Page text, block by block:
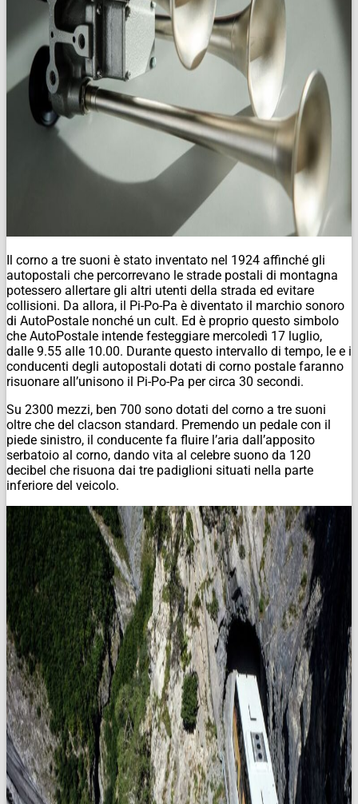
Il corno a tre suoni è stato inventato nel 1924 affinché gli
autopostali che percorrevano le strade postali di montagna
potessero allertare gli altri utenti della strada ed evitare
collisioni. Da allora, il Pi-Po-Pa è diventato il marchio sonoro
di AutoPostale nonché un cult. Ed è proprio questo simbolo
che AutoPostale intende festeggiare mercoledì 17 luglio,
dalle 9.55 alle 10.00. Durante questo intervallo di tempo, le e i
conducenti degli autopostali dotati di corno postale faranno
risuonare all’unisono il Pi-Po-Pa per circa 30 secondi.
Su 2300 mezzi, ben 700 sono dotati del corno a tre suoni
oltre che del clacson standard. Premendo un pedale con il
piede sinistro, il conducente fa fluire l’aria dall’apposito
serbatoio al corno, dando vita al celebre suono da 120
decibel che risuona dai tre padiglioni situati nella parte
inferiore del veicolo.